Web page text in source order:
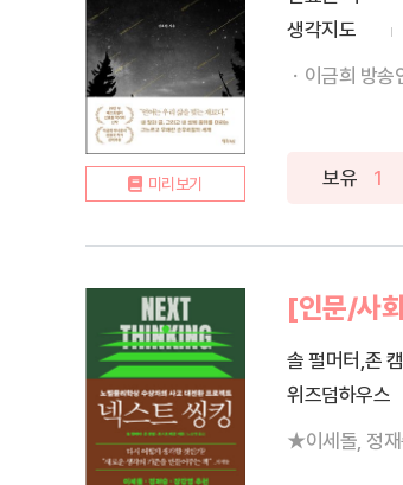
미리보기
생각지도
ㆍ이금희 방
보유 1
[인문/사
솔 펄머터,존
위즈덤하우스
★이세돌, 정재